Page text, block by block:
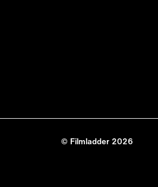
© Filmladder 2026